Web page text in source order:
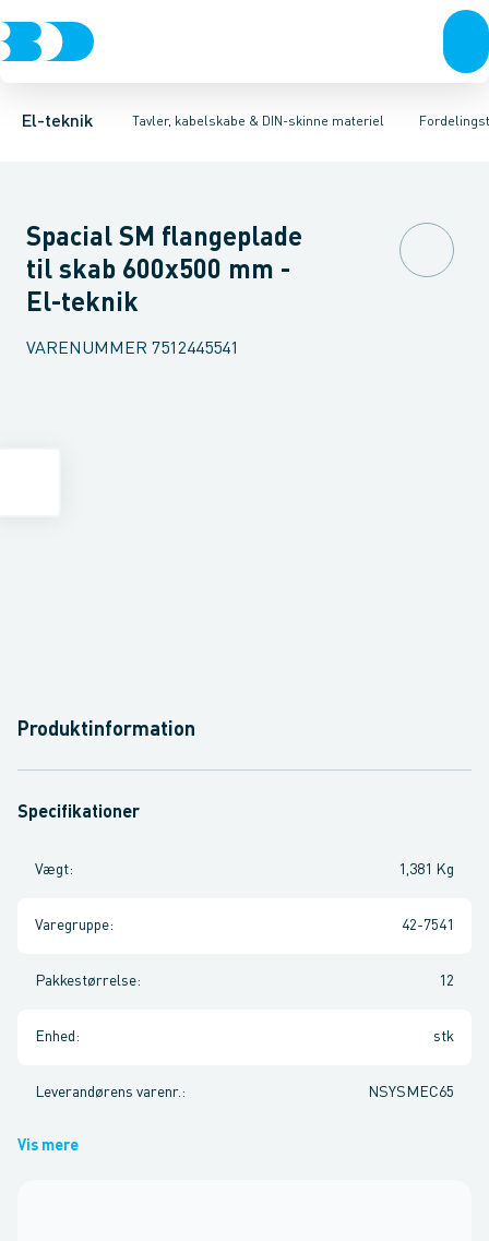
El-teknik Tavler, kabelskabe & DIN-skinne materiel
Afbrydere, stikkontakter & lampeudtagForgreningsmateriel
Tavler, kapsling og rackskabe Fordelings-/byggepladstavler
Tilbehør til gruppetavlerDæksel for montagekasse
Spacial SM flangeplade
til skab 600x500 mm -
El-teknik
VARENUMMER 7512445541
Produktinformation
Specifikationer
Vægt: 1,381 Kg
Varegruppe: 42-7541
Pakkestørrelse: 12
Enhed : stk
Leverandørens varenr. : NSYSMEC65
Vis mere